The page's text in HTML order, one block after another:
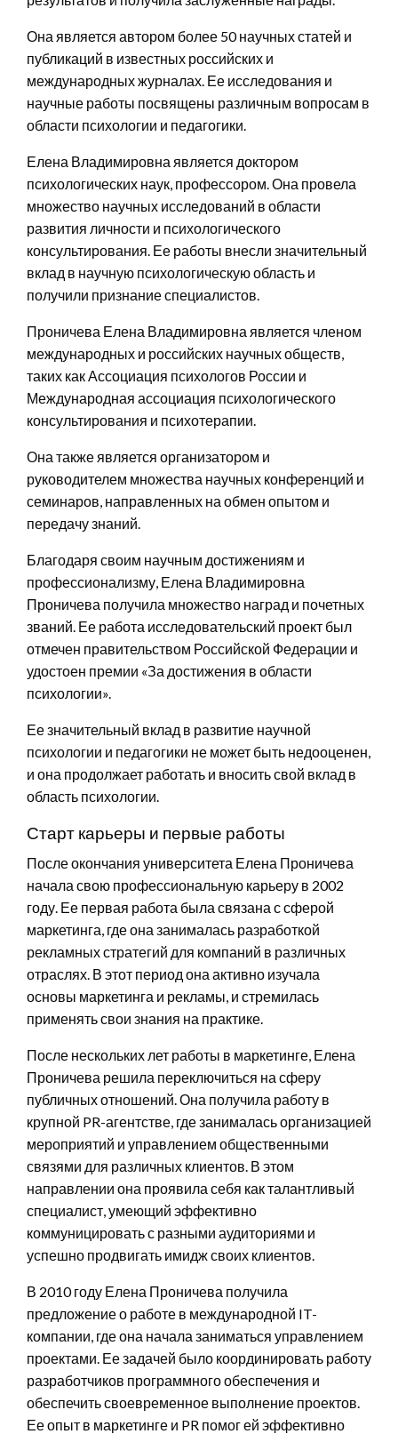
Она является автором более 50 научных статей и
публикаций в известных российских и
международных журналах. Ее исследования и
научные работы посвящены различным вопросам в
области психологии и педагогики.
Елена Владимировна является доктором
психологических наук, профессором. Она провела
множество научных исследований в области
развития личности и психологического
консультирования. Ее работы внесли значительный
вклад в научную психологическую область и
получили признание специалистов.
Проничева Елена Владимировна является членом
международных и российских научных обществ,
таких как Ассоциация психологов России и
Международная ассоциация психологического
консультирования и психотерапии.
Она также является организатором и
руководителем множества научных конференций и
семинаров, направленных на обмен опытом и
передачу знаний.
Благодаря своим научным достижениям и
профессионализму, Елена Владимировна
Проничева получила множество наград и почетных
званий. Ее работа исследовательский проект был
отмечен правительством Российской Федерации и
удостоен премии «За достижения в области
психологии».
Ее значительный вклад в развитие научной
психологии и педагогики не может быть недооценен,
и она продолжает работать и вносить свой вклад в
область психологии.
Старт карьеры и первые работы
После окончания университета Елена Проничева
начала свою профессиональную карьеру в 2002
году. Ее первая работа была связана с сферой
маркетинга, где она занималась разработкой
рекламных стратегий для компаний в различных
отраслях. В этот период она активно изучала
основы маркетинга и рекламы, и стремилась
применять свои знания на практике.
После нескольких лет работы в маркетинге, Елена
Проничева решила переключиться на сферу
публичных отношений. Она получила работу в
крупной PR-агентстве, где занималась организацией
мероприятий и управлением общественными
связями для различных клиентов. В этом
направлении она проявила себя как талантливый
специалист, умеющий эффективно
коммуницировать с разными аудиториями и
успешно продвигать имидж своих клиентов.
В 2010 году Елена Проничева получила
предложение о работе в международной IT-
компании, где она начала заниматься управлением
проектами. Ее задачей было координировать работу
разработчиков программного обеспечения и
обеспечить своевременное выполнение проектов.
Ее опыт в маркетинге и PR помог ей эффективно